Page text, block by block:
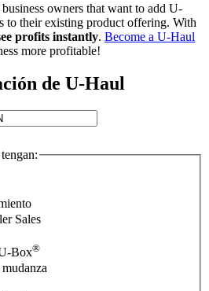
owners that want to add U-
to their existing product offering. With
profits instantly. Become a U-Haul
more profitable!
de U-Haul
Sales
Box®